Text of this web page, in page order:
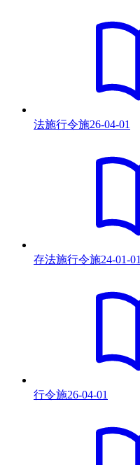
法施行令施26-04-01
存法施行令施24-01-01
行令施26-04-01